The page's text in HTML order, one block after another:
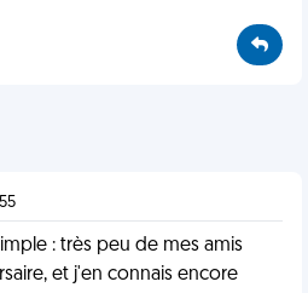
: très peu de mes amis
et j'en connais encore